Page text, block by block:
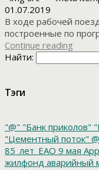
01.07.2019
В ходе рабочей
построенные по
Continue reading
Найти:
Тэги
"@" "Банк приколов"
"Цементный поток" @
85_лет_ЕАО 9 мая
жилфонд аварийный